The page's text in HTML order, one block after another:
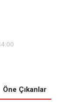
Öne Çıkanlar